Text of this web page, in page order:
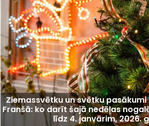
Ziemassvētku un svētku
Franšā: ko darīt šajā nedēļas
līdz 4. janvārim, 2026.